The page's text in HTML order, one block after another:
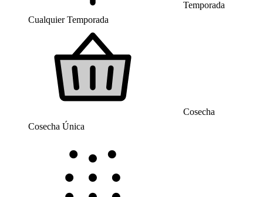
Temporada
Cualquier Temporada
Cosecha
Cosecha Única